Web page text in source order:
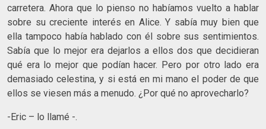
carretera. Ahora que lo pienso no habíamos vuelto a hablar
sobre su creciente interés en Alice. Y sabía muy bien que
ella tampoco había hablado con él sobre sus sentimientos.
Sabía que lo mejor era dejarlos a ellos dos que decidieran
qué era lo mejor que podían hacer. Pero por otro lado era
demasiado celestina, y si está en mi mano el poder de que
ellos se viesen más a menudo. ¿Por qué no aprovecharlo?
-Eric – lo llamé -.